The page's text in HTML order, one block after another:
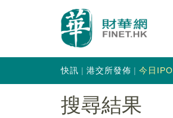
快訊 港交所發佈 今日IPO
搜尋結果